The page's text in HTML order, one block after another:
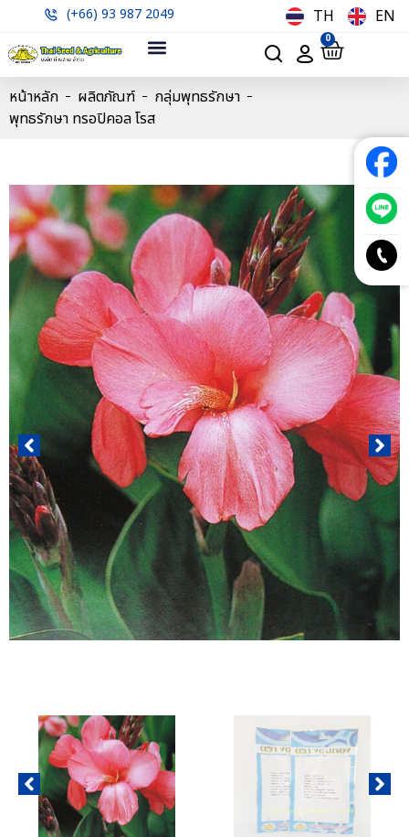
(+66) 93 987 2049 TH EN
0
หน้าหลัก ผลิตภัณฑ์
กลุ่มพุทธรักษา
พุทธรักษา ทรอปิคอล โรส